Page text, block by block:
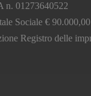
n. 01273640522
Sociale €
Registro delle